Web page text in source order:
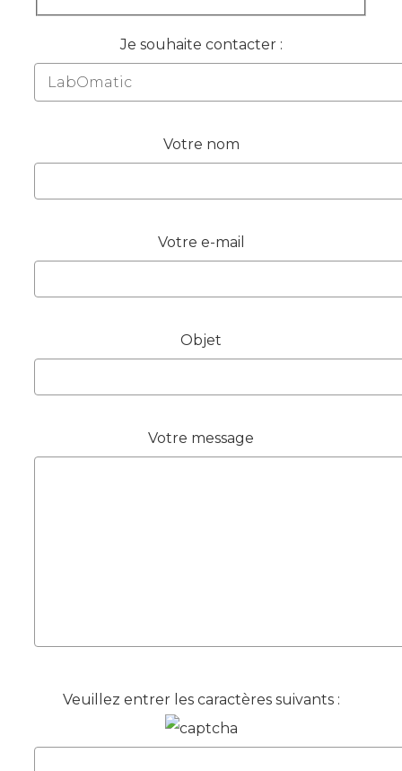
Je souhaite contacter :
Votre nom
Votre e-mail
Objet
Votre message
Veuillez entrer les caractères suivants :